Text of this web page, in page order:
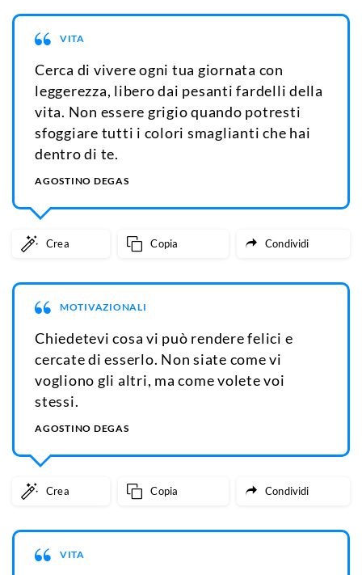
VITA
Cerca di vivere ogni tua giornata con
leggerezza, libero dai pesanti fardelli della
vita. Non essere grigio quando potresti
sfoggiare tutti i colori smaglianti che hai
dentro di te.
AGOSTINO DEGAS
Crea Copia Condividi
MOTIVAZIONALI
Chiedetevi cosa vi può rendere felici e
cercate di esserlo. Non siate come vi
vogliono gli altri, ma come volete voi
stessi.
AGOSTINO DEGAS
Crea Copia Condividi
VITA